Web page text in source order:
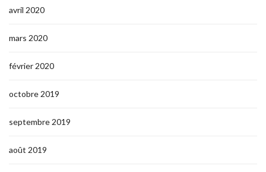
avril 2020
mars 2020
février 2020
octobre 2019
septembre 2019
août 2019